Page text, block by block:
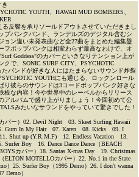
YOUTH、HAWAII MUD BOMBERS、
反響を承りソールドアウトさせていただきまし
プパンクバンド、ランデルズのデジタル含むシ
ョン違い未発表曲など全27曲をまとめた編集盤
フポップパンクは相変わらず最高なわけで、オ
Goddess"のカバーといきなりテンション上が
で、SONIC SURF CITY、PSYCHOTIC
バンドが好きな人にはたまらないサウンド炸裂
YOUTHにも通じる、ロックンロール
り彼らのサウンドは3コードポップパンク好きな
板な内容！今や世界中のレーベルからリリース
アルバムで盛り上がりましょう！今回初めて公
みたいなサウンドをやっていて驚きでした！
バー）02. Devil Night 03. Skeet Surfing Hawaii
Gum In My Hair 07. Karen 08. Kicks 09. I
Shut up (Y.R.M.F) 12. Endless Vacation 13.
Boy 16. Dance Dance Dance（BEACH
カバー）18. Santas X-mas Day 19. Christmas
MOTELLOカバー）22. No.1 in the State
）25. Surfer Boy（1995 Demo）26. I don't wanna
Demo）